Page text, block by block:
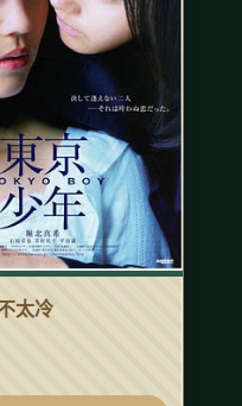
太冷